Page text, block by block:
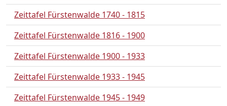
Zeittafel Fürstenwalde 1740 - 1815
Zeittafel Fürstenwalde 1816 - 1900
Zeittafel Fürstenwalde 1900 - 1933
Zeittafel Fürstenwalde 1933 - 1945
Zeittafel Fürstenwalde 1945 - 1949